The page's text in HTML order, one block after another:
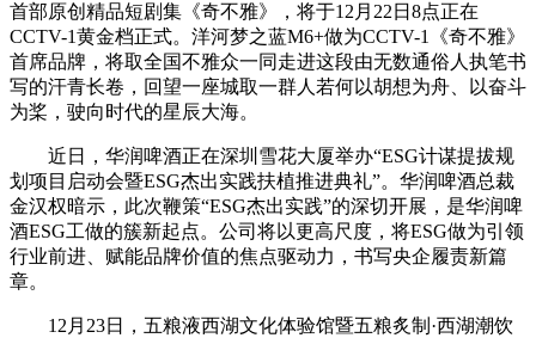
首部原创精品短剧集《奇不雅》，将于12月22日8点正在
CCTV-1黄金档正式。洋河梦之蓝M6+做为CCTV-1《奇不雅》
首席品牌，将取全国不雅众一同走进这段由无数通俗人执笔书
写的汗青长卷，回望一座城取一群人若何以胡想为舟、以奋斗
为桨，驶向时代的星辰大海。
近日，华润啤酒正在深圳雪花大厦举办“ESG计谋提拔规
划项目启动会暨ESG杰出实践扶植推进典礼”。华润啤酒总裁
金汉权暗示，此次鞭策“ESG杰出实践”的深切开展，是华润啤
酒ESG工做的簇新起点。公司将以更高尺度，将ESG做为引领
行业前进、赋能品牌价值的焦点驱动力，书写央企履责新篇
章。
12月23日，五粮液西湖文化体验馆暨五粮炙制·西湖潮饮